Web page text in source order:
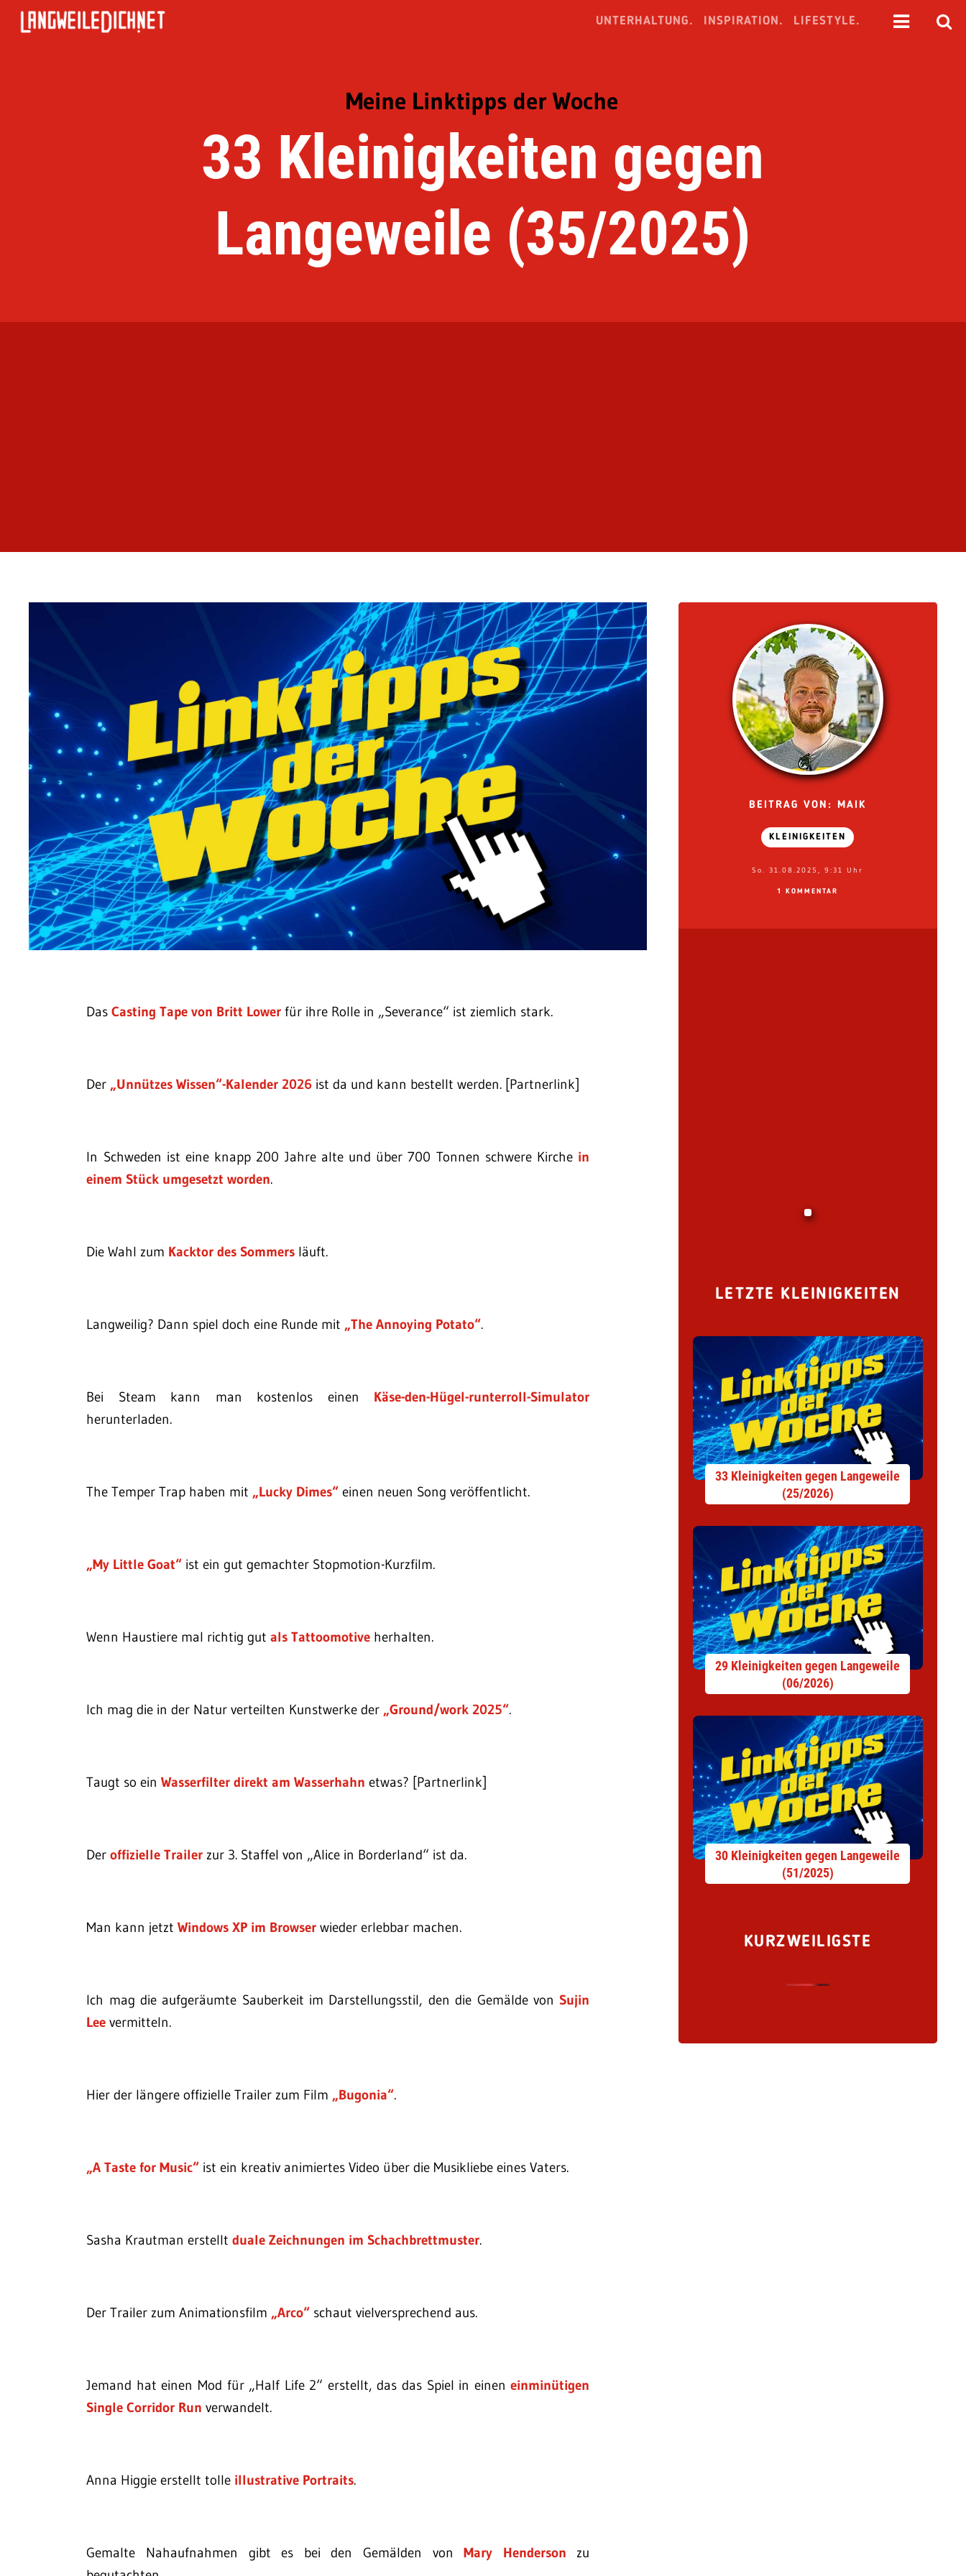
UNTERHALTUNG. INSPIRATION. LIFESTYLE.
Meine Linktipps der Woche
33 Kleinigkeiten gegen
Langeweile (35/2025)
DasCasting Tape von Britt Lower für ihre Rolle in „Severance“ ist ziemlich stark.
Der „Unnützes Wissen“-Kalender 2026 ist da und kann bestellt werden. [Partnerlink]
In Schweden ist eine knapp 200 Jahre alte und über 700 Tonnen schwere Kirche in
einem Stück umgesetzt worden.
Die Wahl zum Kacktor des Sommers läuft.
Langweilig? Dann spiel doch eine Runde mit „The Annoying Potato“.
Bei Steam kann man kostenlos einen Käse-den-Hügel-runterroll-Simulator
herunterladen.
The Temper Trap haben mit „Lucky Dimes“ einen neuen Song veröffentlicht.
„My Little Goat“ ist ein gut gemachter Stopmotion-Kurzfilm.
Wenn Haustiere mal richtig gutals Tattoomotive herhalten.
Ich mag die in der Natur verteilten Kunstwerke der „Ground/work 2025“.
Taugt so einWasserfilter direkt am Wasserhahn etwas? [Partnerlink]
Deroffizielle Trailer zur 3. Staffel von „Alice in Borderland“ ist da.
Man kann jetztWindows XP im Browser wieder erlebbar machen.
Ich mag die aufgeräumte Sauberkeit im Darstellungsstil, den die Gemälde vonSujin
Lee vermitteln.
Hier der längere offizielle Trailer zum Film „Bugonia“.
„A Taste for Music“ ist ein kreativ animiertes Video über die Musikliebe eines Vaters.
Sasha Krautman erstelltduale Zeichnungen im Schachbrettmuster.
Der Trailer zum Animationsfilm „Arco“ schaut vielversprechend aus.
Jemand hat einen Mod für „Half Life 2“ erstellt, das das Spiel in eineneinminütigen
Single Corridor Run verwandelt.
Anna Higgie erstellt tolle illustrative Portraits.
Gemalte Nahaufnahmen gibt es bei den Gemälden vonMary Henderson zu
BEITRAG VON: MAIK
KLEINIGKEITEN
So. 31.08.2025, 9:31 Uhr
1 KOMMENTAR
LETZTE KLEINIGKEITEN
33 Kleinigkeiten gegen Langeweile
(25/2026)
29 Kleinigkeiten gegen Langeweile
(06/2026)
30 Kleinigkeiten gegen Langeweile
(51/2025)
KURZWEILIGSTE